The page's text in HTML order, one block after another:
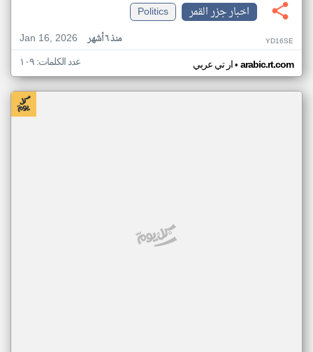
اخبار جزر القمر
Politics
Jan 16, 2026
منذ ٦ أشهر YD16SE
ار تي عربي• arabic.rt.com عدد الكلمات: ١٠٩